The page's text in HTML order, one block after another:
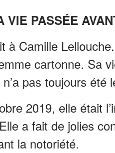
VIE PASSÉE
à Camille
cartonne. Sa
pas toujours été
2019, elle était
a fait de jolies
la notoriété.